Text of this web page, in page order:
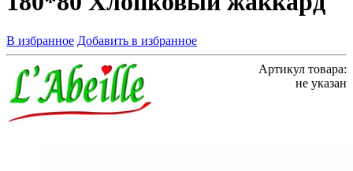
В избранное Добавить в избранное
Артикул товара:
не указан